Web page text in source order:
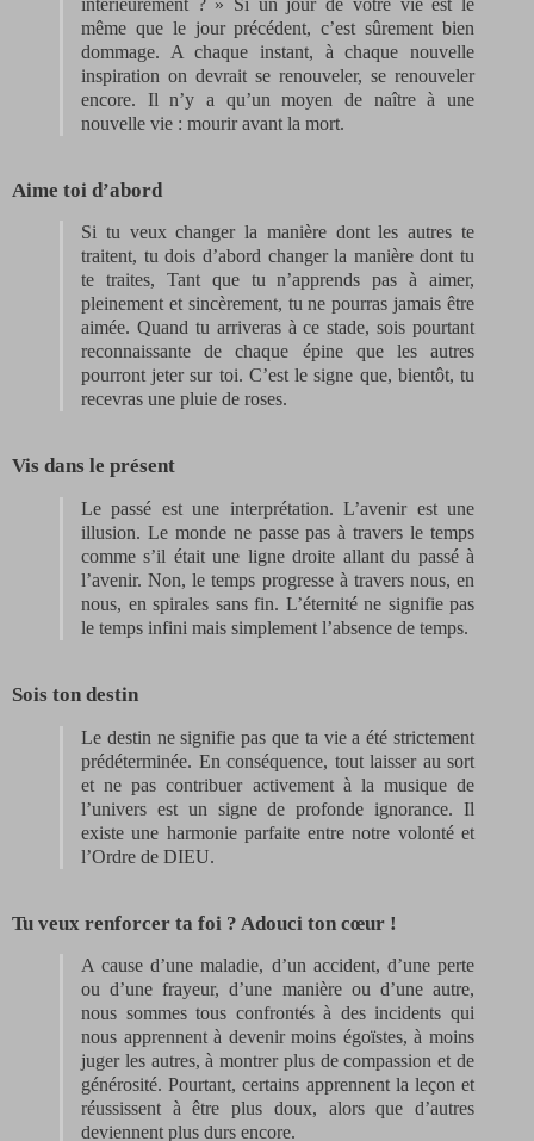
même que le jour précédent, c’est sûrement bien
dommage. A chaque instant, à chaque nouvelle
inspiration on devrait se renouveler, se renouveler
encore. Il n’y a qu’un moyen de naître à une
nouvelle vie : mourir avant la mort.
Aime toi d’abord
Si tu veux changer la manière dont les autres te
traitent, tu dois d’abord changer la manière dont tu
te traites, Tant que tu n’apprends pas à aimer,
pleinement et sincèrement, tu ne pourras jamais être
aimée. Quand tu arriveras à ce stade, sois pourtant
reconnaissante de chaque épine que les autres
pourront jeter sur toi. C’est le signe que, bientôt, tu
recevras une pluie de roses.
Vis dans le présent
Le passé est une interprétation. L’avenir est une
illusion. Le monde ne passe pas à travers le temps
comme s’il était une ligne droite allant du passé à
l’avenir. Non, le temps progresse à travers nous, en
nous, en spirales sans fin. L’éternité ne signifie pas
le temps infini mais simplement l’absence de temps.
Sois ton destin
Le destin ne signifie pas que ta vie a été strictement
prédéterminée. En conséquence, tout laisser au sort
et ne pas contribuer activement à la musique de
l’univers est un signe de profonde ignorance. Il
existe une harmonie parfaite entre notre volonté et
l’Ordre de DIEU.
Tu veux renforcer ta foi ? Adouci ton cœur !
A cause d’une maladie, d’un accident, d’une perte
ou d’une frayeur, d’une manière ou d’une autre,
nous sommes tous confrontés à des incidents qui
nous apprennent à devenir moins égoïstes, à moins
juger les autres, à montrer plus de compassion et de
générosité. Pourtant, certains apprennent la leçon et
réussissent à être plus doux, alors que d’autres
deviennent plus durs encore.